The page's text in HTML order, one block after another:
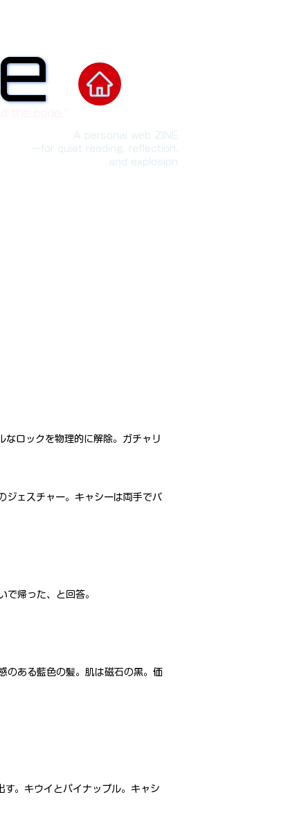
A personal web ZINE
ーfor quiet reading, reflection,
and explosion
なロックを物理的に解除。ガチャリ
ジェスチャー。キャシーは両手でバ
で帰った、と回答。
のある藍色の髪。肌は磁石の黒。価
。キウイとパイナップル。キャシ